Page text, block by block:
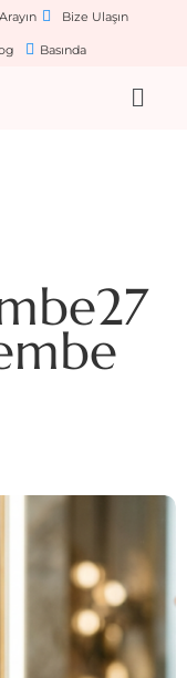
Bize Ulaşın
Basında